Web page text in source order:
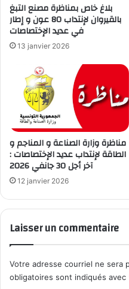
بلاغ خاص بمناظرة مصنع التبغ
بالقيروان لإنتداب 80 عون و إطار
في عديد الإختصاصات
13 janvier 2026
مناظرة وزارة الصناعة و المناجم و
الطاقة لإنتداب عديد الإختصاصات :
آخر أجل 30 جانفي 2026
12 janvier 2026
Laisser un commentaire
Votre adresse courriel ne sera
obligatoires sont indiqués avec